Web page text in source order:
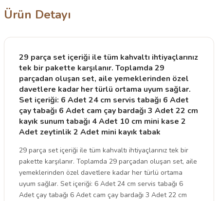
Ürün Detayı
29 parça set içeriği ile tüm kahvaltı ihtiyaçlarınız
tek bir pakette karşılanır. Toplamda 29
parçadan oluşan set, aile yemeklerinden özel
davetlere kadar her türlü ortama uyum sağlar.
Set içeriği: 6 Adet 24 cm servis tabağı 6 Adet
çay tabağı 6 Adet cam çay bardağı 3 Adet 22 cm
kayık sunum tabağı 4 Adet 10 cm mini kase 2
Adet zeytinlik 2 Adet mini kayık tabak
29 parça set içeriği ile tüm kahvaltı ihtiyaçlarınız tek bir
pakette karşılanır. Toplamda 29 parçadan oluşan set, aile
yemeklerinden özel davetlere kadar her türlü ortama
uyum sağlar. Set içeriği: 6 Adet 24 cm servis tabağı 6
Adet çay tabağı 6 Adet cam çay bardağı 3 Adet 22 cm